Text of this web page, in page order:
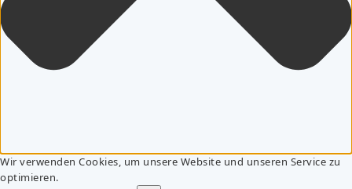
Wir verwenden Cookies, um unsere Website und unseren Service zu
optimieren.